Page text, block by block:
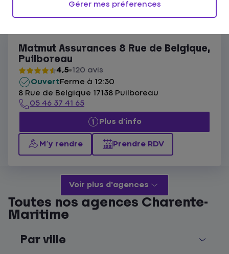
Matmut Assurances 8 Rue de Belgique,
Puilboreau
4,5 120 avis
OuvertFerme à 12:30
8 Rue de Belgique 17138 Puilboreau
05 46 37 41 65
Plus d'info
M’y rendre Prendre RDV
Voir plus d'agences
Toutes nos agences Charente-
Maritime
Par ville
Gérer mes préferences